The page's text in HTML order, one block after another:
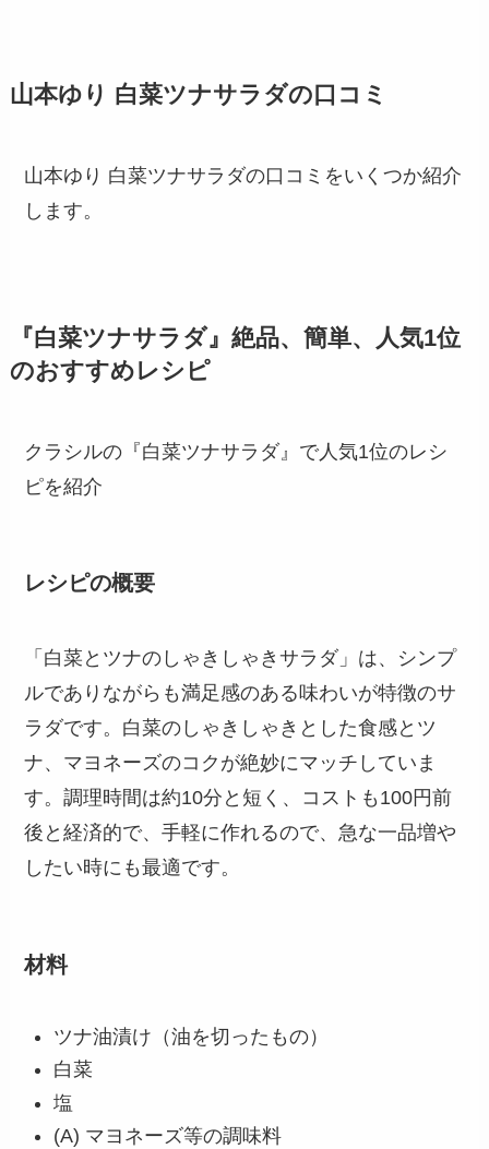
山本ゆり 白菜ツナサラダの口コミ
山本ゆり 白菜ツナサラダの口コミをいくつか紹介
します。
『白菜ツナサラダ』絶品、簡単、人気1位
のおすすめレシピ
クラシルの『白菜ツナサラダ』で人気1位のレシ
ピを紹介
レシピの概要
「白菜とツナのしゃきしゃきサラダ」は、シンプ
ルでありながらも満足感のある味わいが特徴のサ
ラダです。白菜のしゃきしゃきとした食感とツ
ナ、マヨネーズのコクが絶妙にマッチしていま
す。調理時間は約10分と短く、コストも100円前
後と経済的で、手軽に作れるので、急な一品増や
したい時にも最適です。
材料
ツナ油漬け（油を切ったもの）
白菜
塩
(A) マヨネーズ等の調味料